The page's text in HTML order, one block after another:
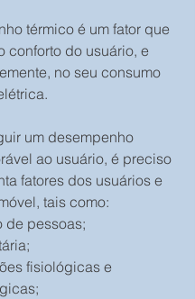
térmico é um fator que
conforto do usuário, e
no seu consumo
um desempenho
ao usuário, é preciso
fatores dos usuários e
tais como:
de pessoas;
fisiológicas e